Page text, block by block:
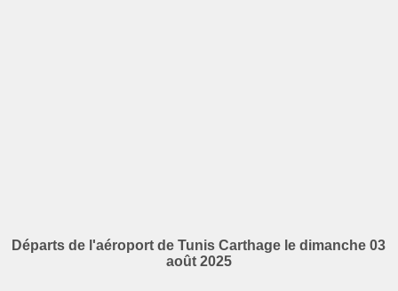
Départs de l'aéroport de Tunis Carthage le dimanche 03
août 2025